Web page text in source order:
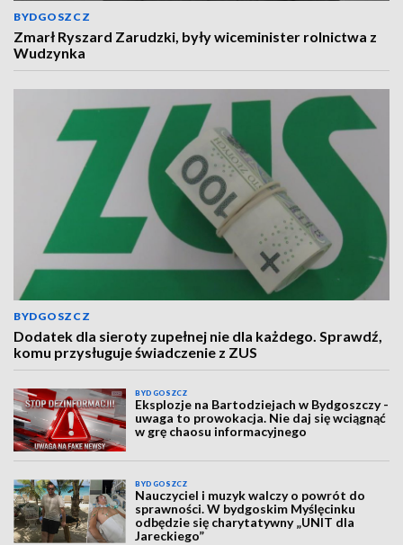
BYDGOSZCZ
Zmarł Ryszard Zarudzki, były wiceminister rolnictwa z
Wudzynka
BYDGOSZCZ
Dodatek dla sieroty zupełnej nie dla każdego. Sprawdź,
komu przysługuje świadczenie z ZUS
BYDGOSZCZ
Eksplozje na Bartodziejach w Bydgoszczy -
uwaga to prowokacja. Nie daj się wciągnąć
w grę chaosu informacyjnego
BYDGOSZCZ
Nauczyciel i muzyk walczy o powrót do
sprawności. W bydgoskim Myślęcinku
odbędzie się charytatywny „UNIT dla
Jareckiego”